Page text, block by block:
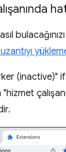
(inactive)"